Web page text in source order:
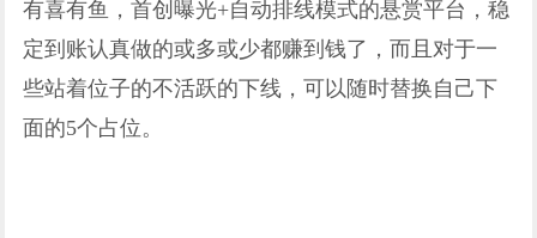
有喜有鱼，首创曝光+自动排线模式的悬赏平台，稳
定到账认真做的或多或少都赚到钱了，而且对于一
些站着位子的不活跃的下线，可以随时替换自己下
面的5个占位。